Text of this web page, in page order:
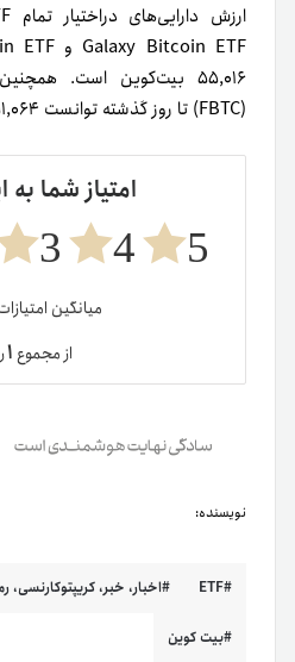
(FBTC) تا روز گذشته توانست ۵۱,۰۶۴ بیت‌کوین جمع‌آوری کند.
امتیاز شما به
5
4
3
میانگین
از مجموع۱
نویسنده:
ETF اخبار، خبر، کریپتوکارنسی،
بیت کوین